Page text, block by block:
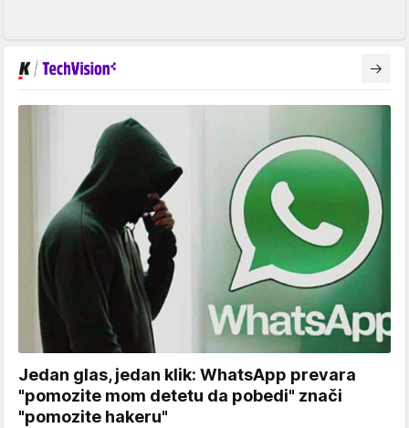
Jedan glas, jedan klik: WhatsApp prevara
"pomozite mom detetu da pobedi" znači
"pomozite hakeru"